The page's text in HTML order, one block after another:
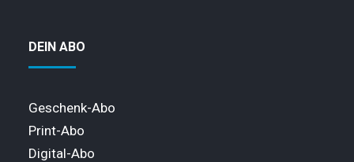
DEIN ABO
Geschenk-Abo
Print-Abo
Digital-Abo